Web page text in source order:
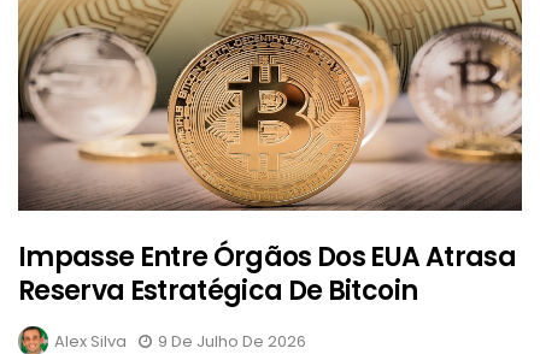
Impasse Entre Órgãos Dos EUA Atrasa
Reserva Estratégica De Bitcoin
Alex Silva 9 De Julho De 2026